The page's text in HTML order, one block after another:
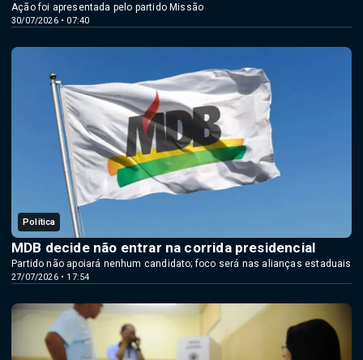
30/07/2026 • 07:40
Ação foi apresentada pelo partido Missão
Política
27/07/2026 • 17:54
MDB decide não entrar na corrida presidencial
Partido não apoiará nenhum candidato; foco será nas alianças estaduais